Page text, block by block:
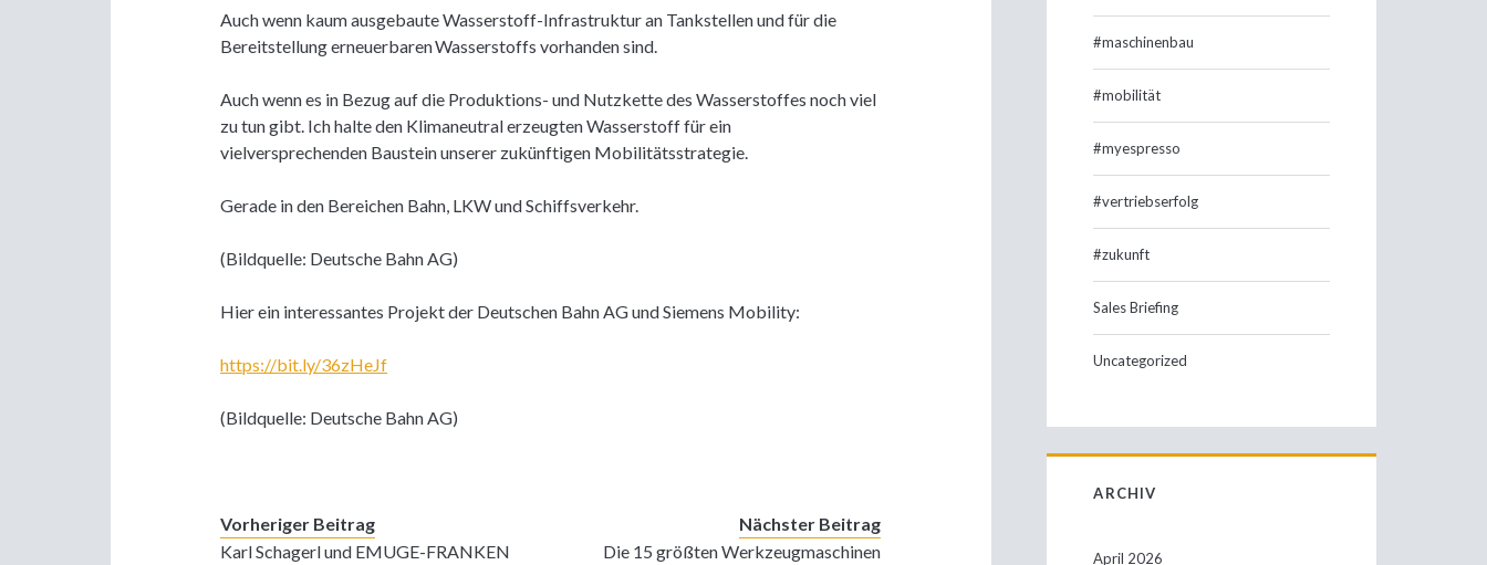
Auch wenn kaum ausgebaute Wasserstoff-Infrastruktur an Tankstellen und für die
Bereitstellung erneuerbaren Wasserstoffs vorhanden sind.
Auch wenn es in Bezug auf die Produktions- und Nutzkette des Wasserstoffes noch viel
zu tun gibt. Ich halte den Klimaneutral erzeugten Wasserstoff für ein
vielversprechenden Baustein unserer zukünftigen Mobilitätsstrategie.
Gerade in den Bereichen Bahn, LKW und Schiffsverkehr.
(Bildquelle: Deutsche Bahn AG)
Hier ein interessantes Projekt der Deutschen Bahn AG und Siemens Mobility:
https://bit.ly/36zHeJf
(Bildquelle: Deutsche Bahn AG)
Vorheriger Beitrag
Karl Schagerl und EMUGE-FRANKEN
Nächster Beitrag
Die 15 größten Werkzeugmaschinen
#maschinenbau
#mobilität
#myespresso
#vertriebserfolg
#zukunft
Sales Briefing
Uncategorized
ARCHIV
April 2026